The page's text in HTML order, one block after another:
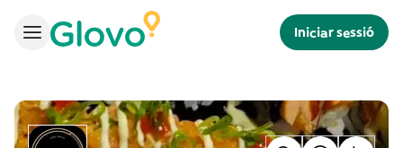
Iniciar sessió